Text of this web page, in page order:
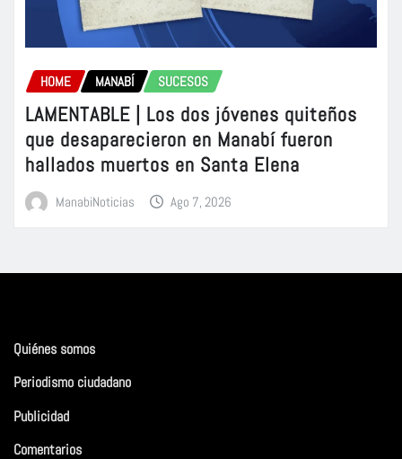
HOME MANABÍ SUCESOS
LAMENTABLE | Los dos jóvenes quiteños
que desaparecieron en Manabí fueron
hallados muertos en Santa Elena
ManabiNoticias Ago 7, 2026
Quiénes somos
Periodismo ciudadano
Publicidad
Comentarios